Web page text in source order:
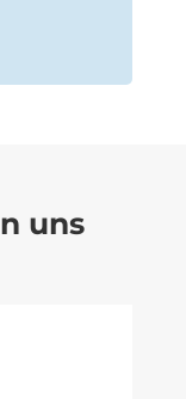
uns